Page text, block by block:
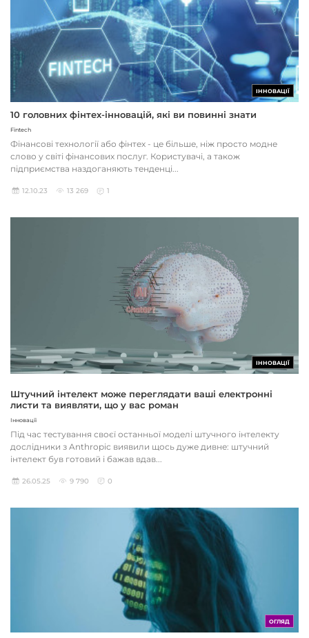
ІННОВАЦІЇ
10 головних фінтех-інновацій, які ви повинні знати
Fintech
Фінансові технології або фінтех - це більше, ніж просто модне
слово у світі фінансових послуг. Користувачі, а також
підприємства наздоганяють тенденці...
12.10.23 13 269 1
ІННОВАЦІЇ
Штучний інтелект може переглядати ваші електронні
листи та виявляти, що у вас роман
Інновації
Під час тестування своєї останньої моделі штучного інтелекту
дослідники з Anthropic виявили щось дуже дивне: штучний
інтелект був готовий і бажав вдав...
26.05.25 9 790 0
ОГЛЯД